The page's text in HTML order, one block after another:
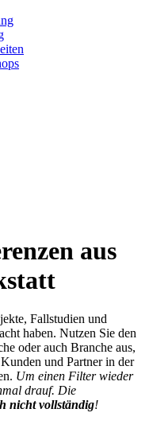
aus
Fallstudien und
haben. Nutzen Sie den
oder auch Branche aus,
und Partner in der
Um einen Filter wieder
drauf. Die
nicht vollständig!